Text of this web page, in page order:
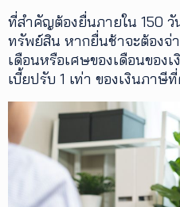
ที่สำคัญต้องยื่นภายใน 150
ทรัพย์สิน หากยื่นช้าจะต้องจ่า
เดือนหรือเศษของเดือนของ
เบี้ยปรับ 1 เท่า ของเงินภาษี